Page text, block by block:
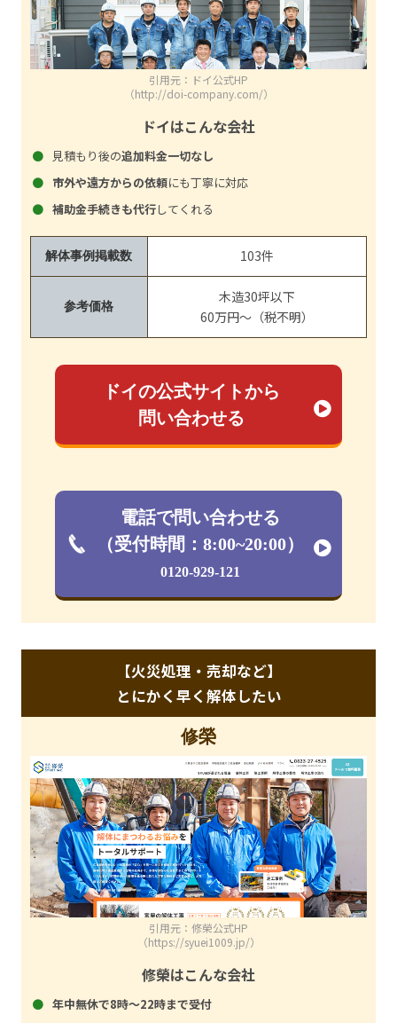
引用元：ドイ公式HP
（http://doi-company.com/）
ドイはこんな会社
見積もり後の追加料金一切なし
市外や遠方からの依頼にも丁寧に対応
補助金手続きも代行してくれる
解体事例掲載数 103件
参考価格
木造30坪以下
60万円～（税不明）
ドイの公式サイトから
問い合わせる
電話で問い合わせる
（受付時間：8:00~20:00）
0120-929-121
【火災処理・売却など】
とにかく早く解体したい
修榮
引用元：修榮公式HP
（https://syuei1009.jp/）
修榮はこんな会社
年中無休で8時～22時まで受付